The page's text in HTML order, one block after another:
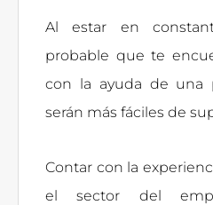
Al estar en
probable que te
con la ayuda de una
serán más fáciles de
Contar con la
el sector del